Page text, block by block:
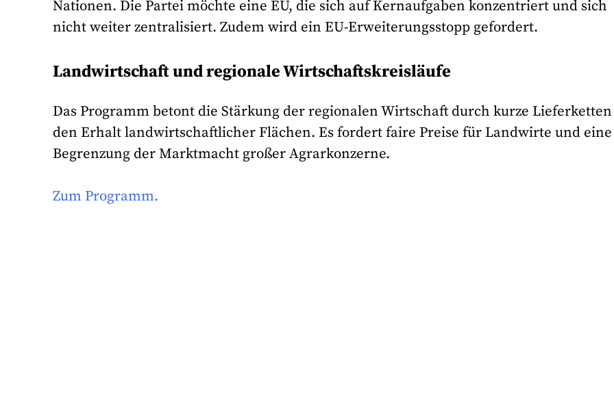
Nationen. Die Partei möchte eine EU, die sich auf Kernaufgaben konzentriert und sich
nicht weiter zentralisiert. Zudem wird ein EU-Erweiterungsstopp gefordert.
Landwirtschaft und regionale Wirtschaftskreisläufe
Das Programm betont die Stärkung der regionalen Wirtschaft durch kurze
den Erhalt landwirtschaftlicher Flächen. Es fordert faire Preise für Landwirte und eine
Begrenzung der Marktmacht großer Agrarkonzerne.
Zum Programm.